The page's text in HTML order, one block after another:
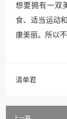
想要拥有一双
食、适当运动
康美丽。所以
清单君